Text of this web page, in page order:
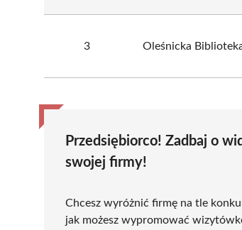
3 Oleśnicka
Przedsiębiorco! Zadbaj o
swojej firmy!
Chcesz wyróżnić firmę na tle
jak możesz wypromować